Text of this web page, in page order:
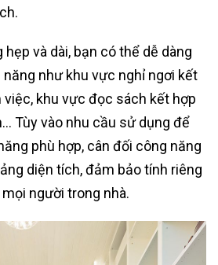
và dài, bạn có thể dễ dàng
như khu vực nghỉ ngơi kết
việc, khu vực đọc sách kết hợp
Tùy vào nhu cầu sử dụng để
phù hợp, cân đối công năng
diện tích, đảm bảo tính riêng
người trong nhà.